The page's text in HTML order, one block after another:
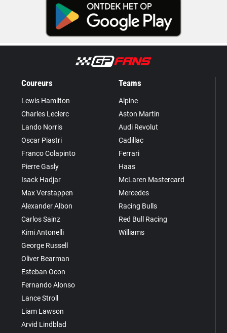
Coureurs
Lewis Hamilton
Charles Leclerc
Lando Norris
Oscar Piastri
Franco Colapinto
Pierre Gasly
Isack Hadjar
Max Verstappen
Alexander Albon
Carlos Sainz
Kimi Antonelli
George Russell
Oliver Bearman
Esteban Ocon
Fernando Alonso
Lance Stroll
Liam Lawson
Arvid Lindblad
Teams
Alpine
Aston Martin
Audi Revolut
Cadillac
Ferrari
Haas
McLaren Mastercard
Mercedes
Racing Bulls
Red Bull Racing
Williams